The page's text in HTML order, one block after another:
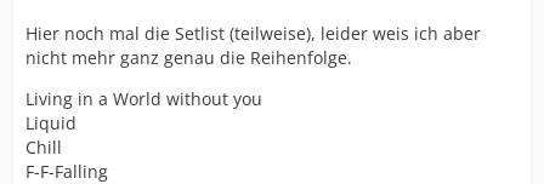
Hier noch mal die Setlist (teilweise), leider weis ich aber
nicht mehr ganz genau die Reihenfolge.
Living in a World without you
Liquid
Chill
F-F-Falling